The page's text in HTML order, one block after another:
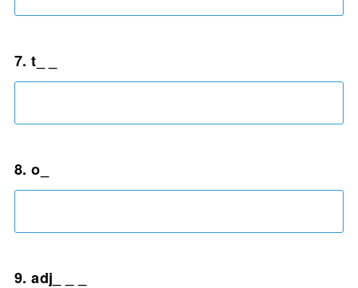
7. t_ _
8. o_
9. adj_ _ _